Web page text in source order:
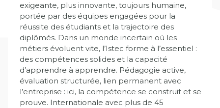
exigeante, plus innovante, toujours humaine,
portée par des équipes engagées pour la
réussite des étudiants et la trajectoire des
diplômés. Dans un monde incertain où les
métiers évoluent vite, l’Istec forme à l’essentiel :
des compétences solides et la capacité
d’apprendre à apprendre. Pédagogie active,
évaluation structurée, lien permanent avec
l’entreprise : ici, la compétence se construit et se
prouve. Internationale avec plus de 45